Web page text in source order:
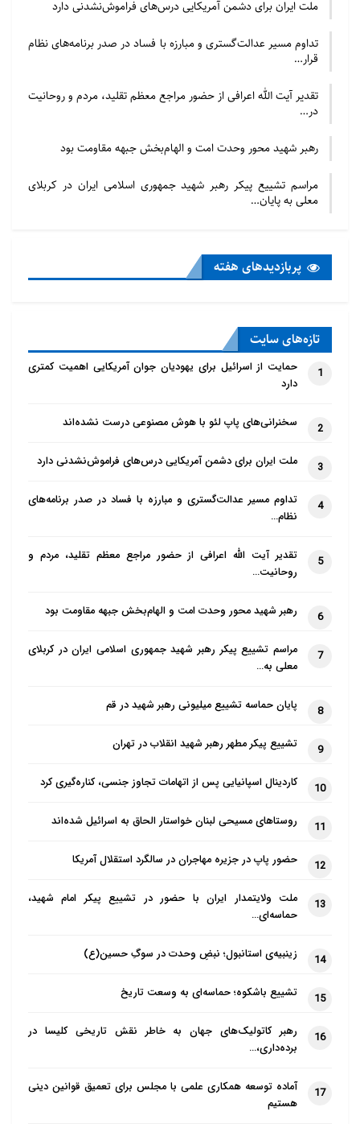
ملت ایران برای دشمن آمریکایی درس‌های فراموش‌نشدنی دارد
تداوم مسیر عدالت‌گستری و مبارزه با فساد در صدر برنامه‌های نظام
قرار…
تقدیر آیت الله اعرافی از حضور مراجع معظم تقلید، مردم و روحانیت
در…
رهبر شهید محور وحدت امت و الهام‌بخش جبهه مقاومت بود
مراسم تشییع پیکر رهبر شهید جمهوری اسلامی ایران در کربلای
معلی به پایان…
پربازدید‌های هفته
تازه‌‌های سایت
1
حمایت از اسرائیل برای یهودیان جوان آمریکایی اهمیت کمتری
دارد
2 سخنرانی‌های پاپ لئو با هوش مصنوعی درست نشده‌اند
3 ملت ایران برای دشمن آمریکایی درس‌های فراموش‌نشدنی دارد
4
تداوم مسیر عدالت‌گستری و مبارزه با فساد در صدر برنامه‌های
نظام…
5
تقدیر آیت الله اعرافی از حضور مراجع معظم تقلید، مردم و
روحانیت…
6 رهبر شهید محور وحدت امت و الهام‌بخش جبهه مقاومت بود
7
مراسم تشییع پیکر رهبر شهید جمهوری اسلامی ایران در کربلای
معلی به…
8 پایان حماسه تشییع میلیونی رهبر شهید در قم
9 تشییع پیکر مطهر رهبر شهید انقلاب در تهران
10 کاردینال اسپانیایی پس از اتهامات تجاوز جنسی، کناره‌گیری کرد
11 روستاهای مسیحی لبنان خواستار الحاق به اسرائیل شده‌اند
12 حضور پاپ در جزیره مهاجران در سالگرد استقلال آمریکا
13
ملت ولایتمدار ایران با حضور در تشییع پیکر امام شهید،
حماسه‌ای…
14 زینبیه‌ی استانبول؛ نبضِ وحدت در سوگِ حسین(ع)
15 تشییع باشکوه؛ حماسه‌ای به وسعت تاریخ
16
رهبر کاتولیک‌های جهان به خاطر نقش تاریخی کلیسا در
برده‌داری،…
17
آماده توسعه همکاری علمی با مجلس برای تعمیق قوانین دینی
هستیم